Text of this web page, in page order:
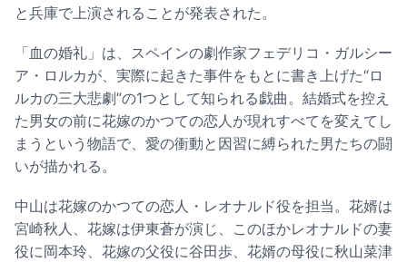
と兵庫で上演されることが発表された。
「血の婚礼」は、スペインの劇作家フェデリコ・ガルシー
ア・ロルカが、実際に起きた事件をもとに書き上げた“ロ
ルカの三大悲劇”の1つとして知られる戯曲。結婚式を控え
た男女の前に花嫁のかつての恋人が現れすべてを変えてし
まうという物語で、愛の衝動と因習に縛られた男たちの闘
いが描かれる。
中山は花嫁のかつての恋人・レオナルド役を担当。花婿は
宮崎秋人、花嫁は伊東蒼が演じ、このほかレオナルドの妻
役に岡本玲、花嫁の父役に谷田歩、花婿の母役に秋山菜津